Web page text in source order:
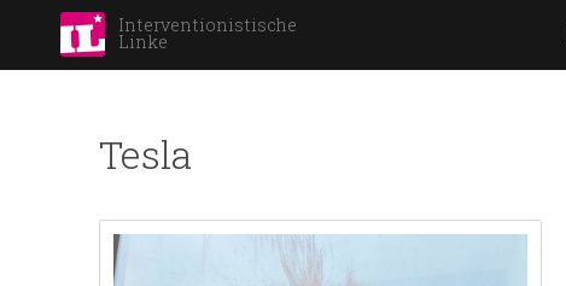
Interventionistische
Linke
Tesla